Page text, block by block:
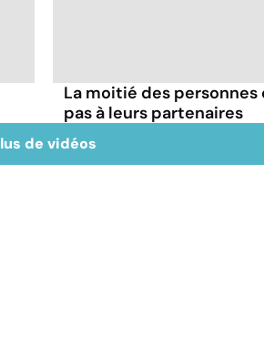
La moitié des
pas à leurs partenaires
de vidéos